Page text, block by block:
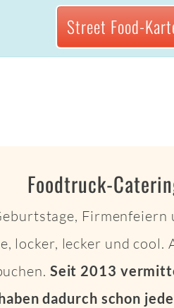
Street Food-
Foodtruck-
locker, lecker und
Seit 2013
dadurch schon